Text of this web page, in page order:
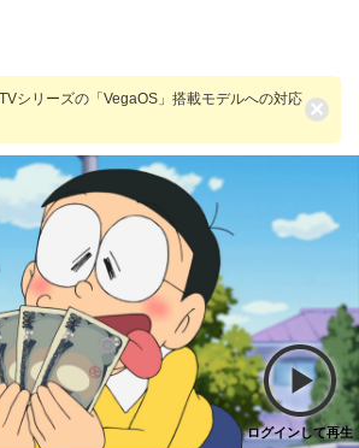
シリーズの「VegaOS」搭載モデルへの対応 ×
ログインして再生